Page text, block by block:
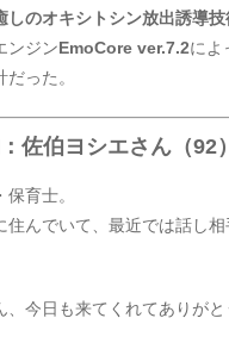
しのオキシトシン放出誘導技
ンジンEmoCore ver.7.2によ
った。
佐伯ヨシエさん（92
育士。
住んでいて、最近では話し
、今日も来てくれてありがと